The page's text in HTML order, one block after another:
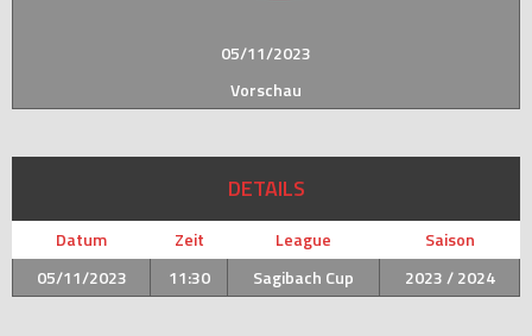
05/11/2023
Vorschau
DETAILS
Datum Zeit League
Saison
05/11/2023
11:30 Sagibach Cup 2023 / 2024